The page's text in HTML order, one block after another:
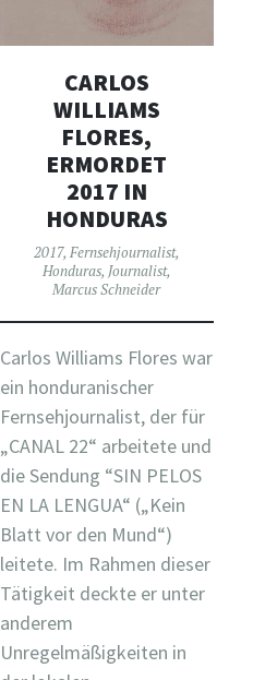
CARLOS
WILLIAMS
FLORES,
ERMORDET
2017 IN
HONDURAS
2017, Fernsehjournalist,
Honduras, Journalist,
Marcus Schneider
Carlos Williams Flores war
ein honduranischer
Fernsehjournalist, der für
„CANAL 22“ arbeitete und
die Sendung “SIN PELOS
EN LA LENGUA“ („Kein
Blatt vor den Mund“)
leitete. Im Rahmen dieser
Tätigkeit deckte er unter
anderem
Unregelmäßigkeiten in